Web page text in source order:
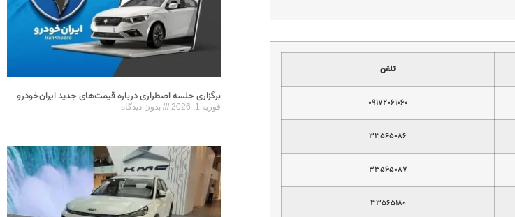
تلفن
۰۹۱۷۲۰۶۱۰۶۰
۳۳۵۶۵۰۸۶
۳۳۵۶۵۰۸۷
۳۳۵۶۵۱۸۰
برگزاری جلسه اضطراری درباره قیمت‌های جدید ایران‌خودرو
فوریه 1, 2026 بدون دیدگاه